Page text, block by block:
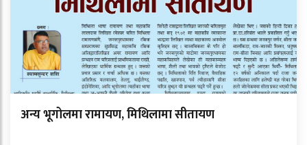
अन्य भूगोलमा रामायण, मिथिलामा सीतायण